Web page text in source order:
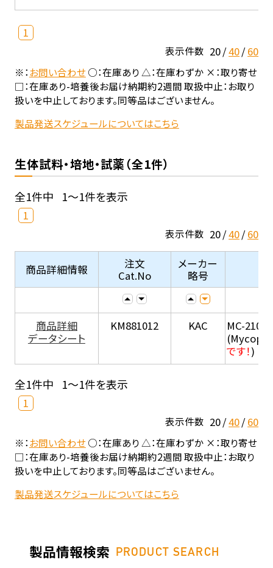
1
表示件数 20 40 60
※：お問い合わせ○：在庫あり △：在庫わずか ×：取り寄せ
□：在庫あり-培養後お届け納期約2週間 取扱中止：お取り
扱いを中止しております。同等品はございません。
製品発送スケジュールについてはこちら
生体試料・培地・試薬（全1件）
全1件中 1～1件を表示
1
表示件数 20 40 60
商品詳細情報
注文
Cat.No
メーカー
略号
商品詳細
データシート
KM881012 KAC
MC-210 (
です！)
全1件中 1～1件を表示
1
表示件数 20 40 60
※：お問い合わせ○：在庫あり △：在庫わずか ×：取り寄せ
□：在庫あり-培養後お届け納期約2週間 取扱中止：お取り
扱いを中止しております。同等品はございません。
製品発送スケジュールについてはこちら
製品情報検索 PRODUCT SEARCH